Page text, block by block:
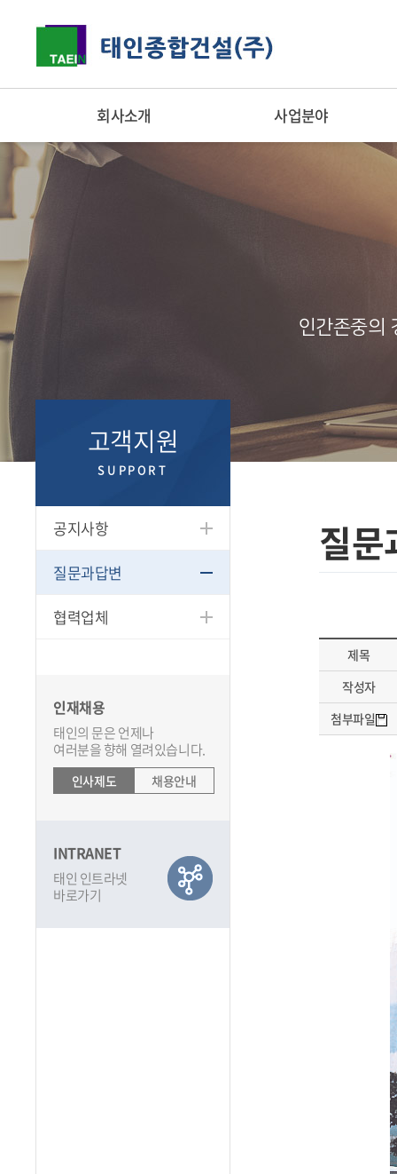
회사소개 사업분야
인간존중의
고객지원
SUPPORT
공지사항
질문과답변
협력업체
인재채용
태인의 문은 언제나
여러분을 향해 열려있습니다.
인사제도 채용안내
INTRANET
태인 인트라넷
바로가기
질문
제목
작성자
첨부파일